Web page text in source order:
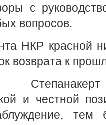
с
вопросов.
НКР красной
возврата к
и честной
тем